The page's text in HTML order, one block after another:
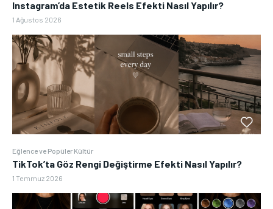
Instagram’da Estetik Reels Efekti Nasıl Yapılır?
1 Ağustos 2026
Eğlence ve Popüler Kültür
TikTok’ta Göz Rengi Değiştirme Efekti Nasıl Yapılır?
1 Temmuz 2026